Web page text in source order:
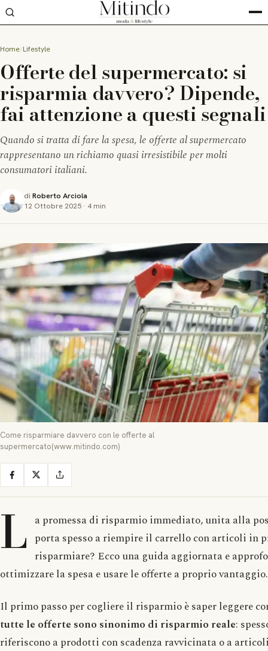
Home Lifestyle
Offerte del supermercato: si
risparmia davvero? Dipende,
fai attenzione a questi segnali
Quando si tratta di fare la spesa, le offerte al supermercato
rappresentano un richiamo quasi irresistibile per molti
consumatori italiani.
di Roberto Arciola
12 Ottobre 2025 · 4 min
Come risparmiare davvero con le offerte al
supermercato(www.mitindo.com)
L a promessa di risparmio immediato, unita alla
porta spesso a riempire il carrello con articoli in
risparmiare? Ecco una guida aggiornata e
ottimizzare la spesa e usare le offerte a proprio vantaggio.
Il primo passo per cogliere il risparmio è saper leggere
tutte le offerte sono sinonimo di risparmio reale:
riferiscono a prodotti con scadenza ravvicinata o a